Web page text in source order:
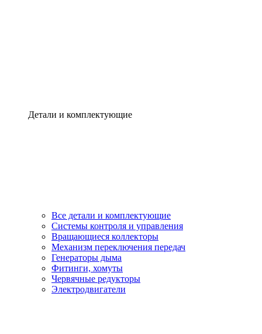
Детали и комплектующие
Все детали и комплектующие
Системы контроля и управления
Вращающиеся коллекторы
Механизм переключения передач
Генераторы дыма
Фитинги, хомуты
Червячные редукторы
Электродвигатели